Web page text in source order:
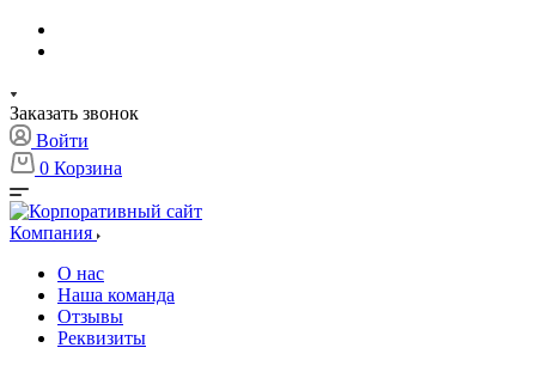
Заказать звонок
Войти
0 Корзина
Компания
О нас
Наша команда
Отзывы
Реквизиты